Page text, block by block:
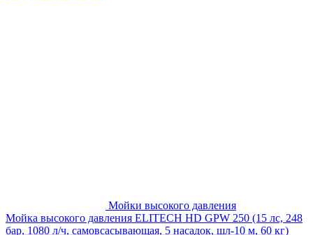
Мойки высокого давления
Мойка высокого давления ELITECH HD GPW 250 (15 лс, 248
бар, 1080 л/ч, самовсасывающая, 5 насадок, шл-10 м, 60 кг)